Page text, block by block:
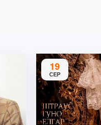
19
СЕР